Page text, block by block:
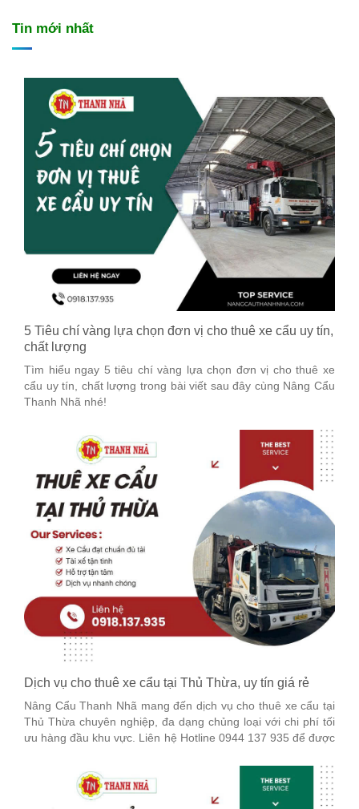
Tin mới nhất
5 Tiêu chí vàng lựa chọn đơn vị cho thuê xe cẩu uy tín,
chất lượng
Tìm hiểu ngay 5 tiêu chí vàng lựa chọn đơn vị cho thuê xe
cẩu uy tín, chất lượng trong bài viết sau đây cùng Nâng Cẩu
Thanh Nhã nhé!
Dịch vụ cho thuê xe cẩu tại Thủ Thừa, uy tín giá rẻ
Nâng Cẩu Thanh Nhã mang đến dịch vụ cho thuê xe cẩu tại
Thủ Thừa chuyên nghiệp, đa dạng chủng loại với chi phí tối
ưu hàng đầu khu vực. Liên hệ Hotline 0944 137 935 để được